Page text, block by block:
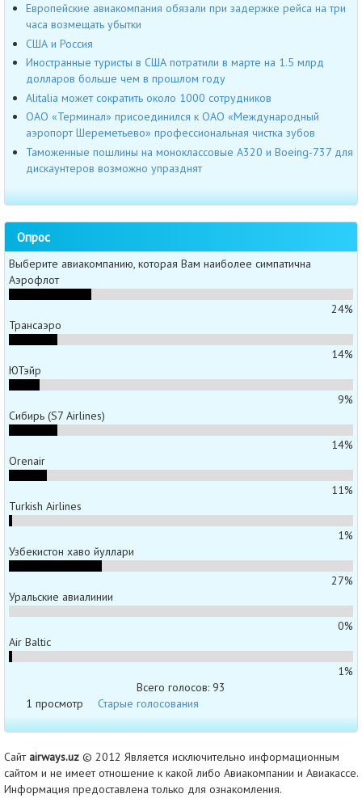
Европейские авиакомпания обязали при задержке рейса на три
часа возмещать убытки
США и Россия
Иностранные туристы в США потратили в марте на 1.5 млрд
долларов больше чем в прошлом году
Alitalia может сократить около 1000 сотрудников
ОАО «Терминал» присоединился к ОАО «Международный
аэропорт Шереметьево» профессиональная чистка зубов
Таможенные пошлины на моноклассовые A320 и Boeing-737 для
дискаунтеров возможно упразднят
Опрос
Выберите авиакомпанию, которая Вам наиболее симпатична
Аэрофлот
24%
Трансаэро
14%
ЮТэйр
9%
Сибирь (S7 Airlines)
14%
Orenair
11%
Turkish Airlines
1%
Узбекистон хаво йуллари
27%
Уральские авиалинии
0%
Air Baltic
1%
Всего голосов: 93
1 просмотр
Старые голосования
Сайтairways.uz © 2012 Является исключительно информационным
сайтом и не имеет отношение к какой либо Авиакомпании и Авиакассе.
Информация предоставлена только для ознакомления.